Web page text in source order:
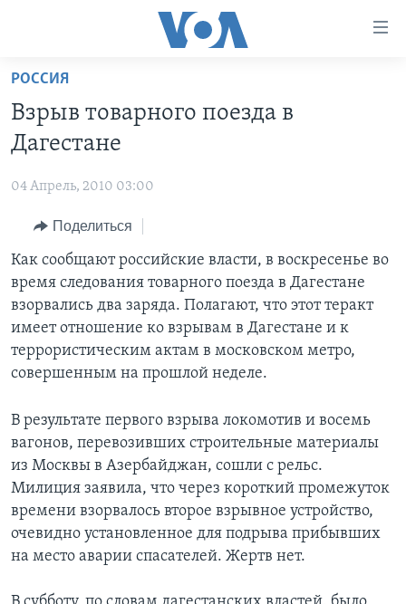
Перейти
основной
контент
навигации
Перейти
поиск
ПРОГРАММЫ
НОВОСТИ ЗА МИНУТУ
ИТОГИ
ПОЧЕМУ ЭТО ВАЖНО?
ДИСКУССИЯ VOA
ДЕТАЛИ
НЬЮ-ЙОРК NEW YORK
УЧИМ АНГЛИЙСКИЙ
НАША АМЕРИКАНСКАЯ ИСТОРИЯ
А КАК В АМЕРИКЕ?
АРТЕФАКТЫ
АМЕРИКАНСКИЕ ГОРОДКИ
ТЕСТЫ
ЭКСПЕРТИЗА
ИНТЕРВЬЮ
ФАКТЫ ПРОТИВ ФЕЙКОВ
ЗА СВОБОДУ ПРЕССЫ
УЧИМ АНГЛИЙСКИЙ
ВИДЕО
Learning English
СОЦИАЛЬНЫЕ СЕТИ
РОССИЯ
Взрыв товарного поезда в
Дагестане
04 Апрель, 2010 03:00
Поделиться
Как сообщают российские власти, в воскресенье во
время следования товарного поезда в Дагестане
взорвались два заряда. Полагают, что этот теракт
имеет отношение ко взрывам в Дагестане и к
террористическим актам в московском метро,
совершенным на прошлой неделе.
В результате первого взрыва локомотив и восемь
вагонов, перевозивших строительные материалы
из Москвы в Азербайджан, сошли с рельс.
Милиция заявила, что через короткий промежуток
времени взорвалось второе взрывное устройство,
очевидно установленное для подрыва прибывших
на место аварии спасателей. Жертв нет.